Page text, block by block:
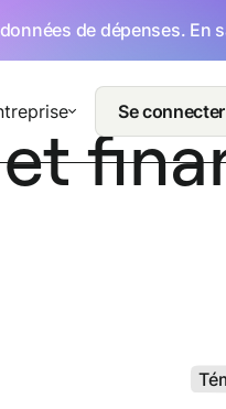
de dépenses. En
Se connecter